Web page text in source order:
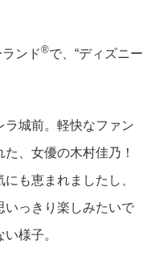
ンド®で、“ディズニー
ラ城前。軽快なファン
、女優の木村佳乃！
も恵まれましたし、
いっきり楽しみたいで
様子。